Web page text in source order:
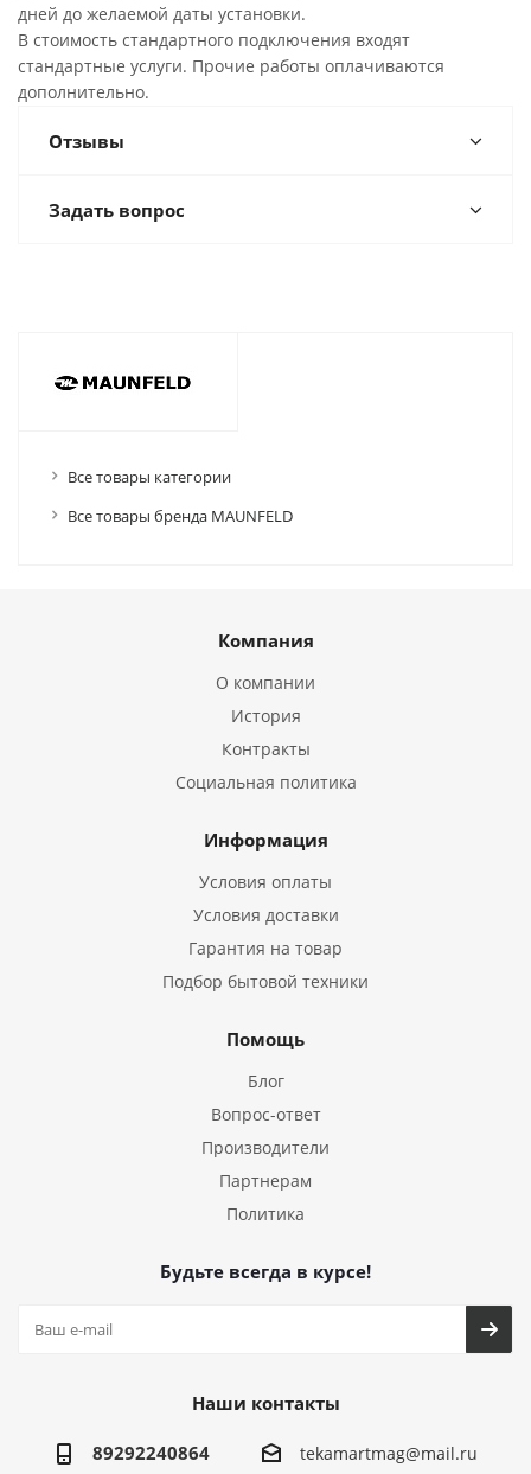
дней до желаемой даты установки.
В стоимость стандартного подключения входят
стандартные услуги. Прочие работы оплачиваются
дополнительно.
Отзывы
Задать вопрос
Все товары категории
Все товары бренда MAUNFELD
Компания
О компании
История
Контракты
Социальная политика
Информация
Условия оплаты
Условия доставки
Гарантия на товар
Подбор бытовой техники
Помощь
Блог
Вопрос-ответ
Производители
Партнерам
Политика
Будьте всегда в курсе!
Наши контакты
89292240864 tekamartmag@mail.ru